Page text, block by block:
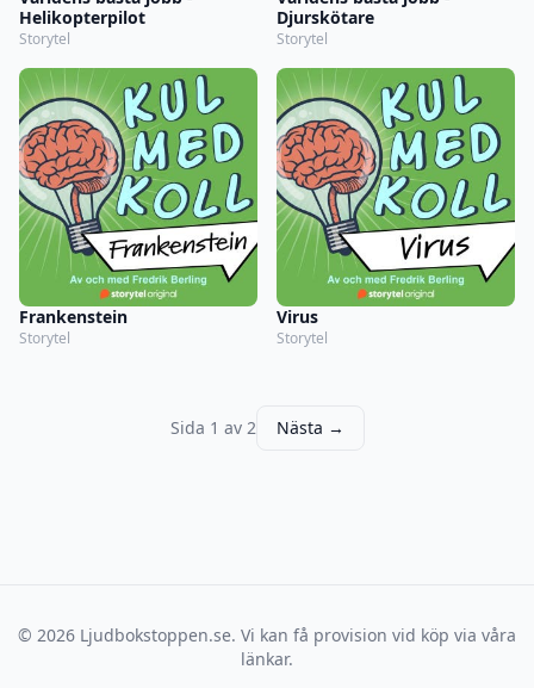
Helikopterpilot
Storytel
Djurskötare
Storytel
Frankenstein
Storytel
Virus
Storytel
Sida 1 av 2 Nästa →
© 2026 Ljudbokstoppen.se. Vi kan få provision vid köp via våra
länkar.